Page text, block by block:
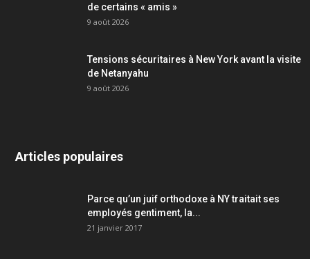
de certains « amis »
9 août 2026
Tensions sécuritaires à New York avant la visite
de Netanyahu
9 août 2026
Articles populaires
Parce qu’un juif orthodoxe à NY traitait ses
employés gentiment, la...
21 janvier 2017